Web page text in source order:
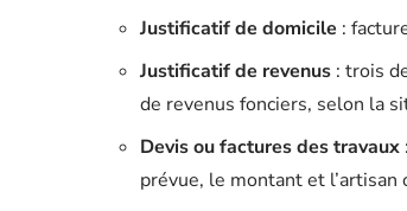
Justificatif de domicile :
Justificatif de revenus : trois
de revenus fonciers, selon la
Devis ou factures des travaux
prévue, le montant et l’artisan